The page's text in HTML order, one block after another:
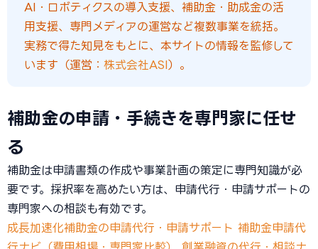
AI・ロボティクスの導入支援、補助金・助成金の活
用支援、専門メディアの運営など複数事業を統括。
実務で得た知見をもとに、本サイトの情報を監修して
います（運営： 株式会社ASI）。
補助金の申請・手続きを専門家に任せ
る
補助金は申請書類の作成や事業計画の策定に専門知識が必
要です。採択率を高めたい方は、申請代行・申請サポートの
専門家への相談も有効です。
成長加速化補助金の申請代行・申請サポート 補助金申請代